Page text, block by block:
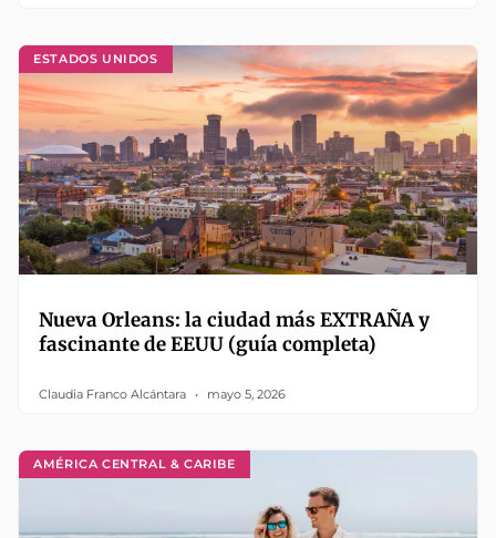
ESTADOS UNIDOS
Nueva Orleans: la ciudad más EXTRAÑA y
fascinante de EEUU (guía completa)
Claudia Franco Alcántara mayo 5, 2026
AMÉRICA CENTRAL & CARIBE